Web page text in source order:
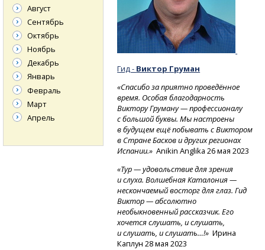
Гид - Виктор Груман
«Спасибо за приятно проведённое
время. Особая благодарность
Виктору Груману — профессионалу
с большой буквы. Мы настроены
в будущем ещё побывать с Виктором
в Стране Басков и других регионах
Испании.» Anikin Anglika 26 мая 2023
«Тур — удовольствие для зрения
и слуха. Волшебная Каталония —
нескончаемый восторг для глаз. Гид
Виктор — абсолютно
необыкновенный рассказчик. Его
хочется слушать, и слушать,
и слушать, и слушать…!» Ирина
Каплун 28 мая 2023
Август
Сентябрь
Октябрь
Ноябрь
Декабрь
Январь
Февраль
Март
Апрель